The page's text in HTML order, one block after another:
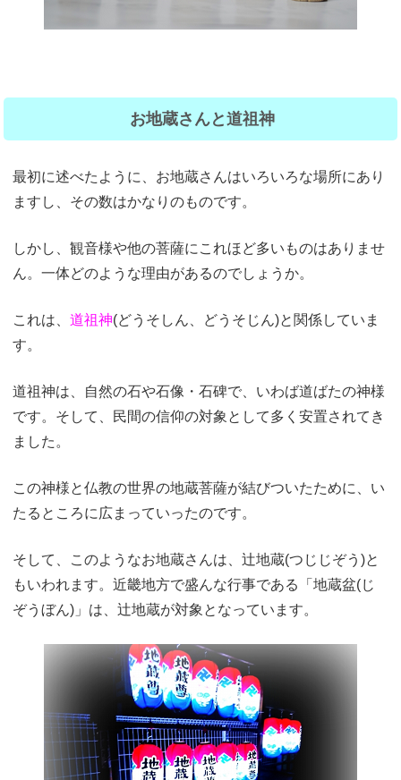
お地蔵さんと道祖神
最初に述べたように、お地蔵さんはいろいろな場所にあり
ますし、その数はかなりのものです。
しかし、観音様や他の菩薩にこれほど多いものはありませ
ん。一体どのような理由があるのでしょうか。
これは、道祖神(どうそしん、どうそじん)と関係していま
す。
道祖神は、自然の石や石像・石碑で、いわば道ばたの神様
です。そして、民間の信仰の対象として多く安置されてき
ました。
この神様と仏教の世界の地蔵菩薩が結びついたために、い
たるところに広まっていったのです。
そして、このようなお地蔵さんは、辻地蔵(つじじぞう)と
もいわれます。近畿地方で盛んな行事である「地蔵盆(じ
ぞうぼん)」は、辻地蔵が対象となっています。